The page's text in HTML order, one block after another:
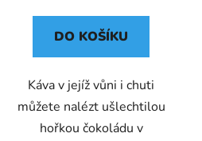
DO KOŠÍKU
Káva v jejíž vůni i chuti
můžete nalézt ušlechtilou
hořkou čokoládu v